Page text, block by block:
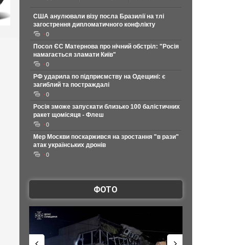
США анулювали візу посла Бразилії на тлі
загострення дипломатичного конфлікту
0
Посол ЄС Матернова про нічний обстріл: "Росія
намагається зламати Київ"
0
РФ ударила по підприємству на Одещині: є
загиблий та постраждалі
0
Росія зможе запускати близько 100 балістичних
ракет щомісяця - Флеш
0
Мер Москви поскаржився на зростання "в рази"
атак українських дронів
0
ФОТО